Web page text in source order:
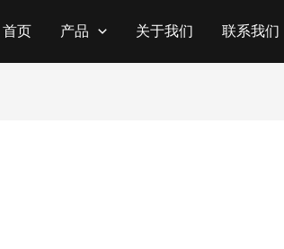
首页 产品 关于我们 联系我们